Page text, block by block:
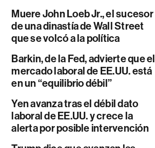
Muere John Loeb Jr., el sucesor
de una dinastía de Wall Street
que se volcó a la política
Barkin, de la Fed, advierte que el
mercado laboral de EE.UU. está
en un “equilibrio débil”
Yen avanza tras el débil dato
laboral de EE.UU. y crece la
alerta por posible intervención